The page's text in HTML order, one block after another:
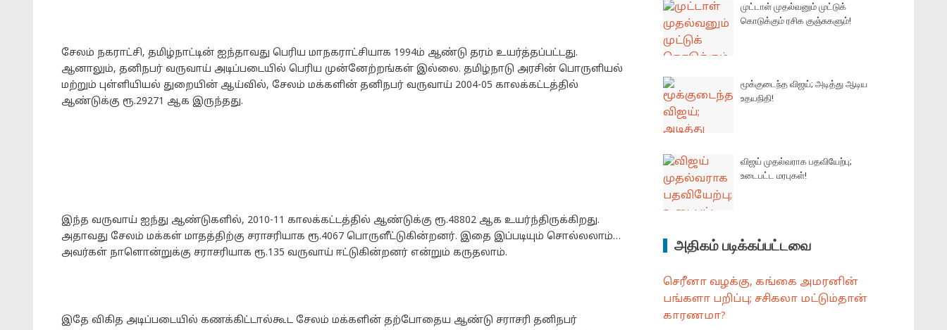
சேலம் நகராட்சி, தமிழ்நாட்டின் ஐந்தாவது பெரிய மாநகராட்சியாக 1994ம் ஆண்டு தரம் உயர்த்தப்பட்டது.
ஆனாலும், தனிநபர் வருவாய் அடிப்படையில் பெரிய முன்னேற்றங்கள் இல்லை. தமிழ்நாடு அரசின் பொருளியல்
மற்றும் புள்ளியியல் துறையின் ஆய்வில், சேலம் மக்களின் தனிநபர் வருவாய் 2004-05 காலக்கட்டத்தில்
ஆண்டுக்கு ரூ.29271 ஆக இருந்தது.
இந்த வருவாய் ஐந்து ஆண்டுகளில், 2010-11 காலக்கட்டத்தில் ஆண்டுக்கு ரூ.48802 ஆக உயர்ந்திருக்கிறது.
அதாவது சேலம் மக்கள் மாதத்திற்கு சராசரியாக ரூ.4067 பொருளீட்டுகின்றனர். இதை இப்படியும் சொல்லலாம்…
அவர்கள் நாளொன்றுக்கு சராசரியாக ரூ.135 வருவாய் ஈட்டுகின்றனர் என்றும் கருதலாம்.
இதே விகித அடிப்படையில் கணக்கிட்டால்கூட சேலம் மக்களின் தற்போதைய ஆண்டு சராசரி தனிநபர்
முட்டாள் முதல்வனும் முட்டுக்
கொடுக்கும் ரசிக குஞ்சுகளும்!
மூக்குடைந்த விஜய்; அடித்து ஆடிய
உதயநிதி!
விஜய் முதல்வராக பதவியேற்பு;
உடைபட்ட மரபுகள்!
அதிகம் படிக்கப்பட்டவை
செரீனா வழக்கு, கங்கை அமரனின்
பங்களா பறிப்பு; சசிகலா மட்டும்தான்
காரணமா?